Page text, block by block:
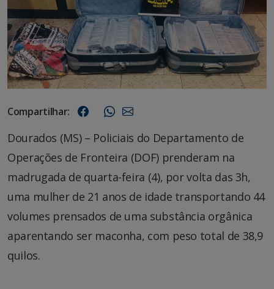
Compartilhar:
Dourados (MS) – Policiais do Departamento de
Operações de Fronteira (DOF) prenderam na
madrugada de quarta-feira (4), por volta das 3h,
uma mulher de 21 anos de idade transportando 44
volumes prensados de uma substância orgânica
aparentando ser maconha, com peso total de 38,9
quilos.